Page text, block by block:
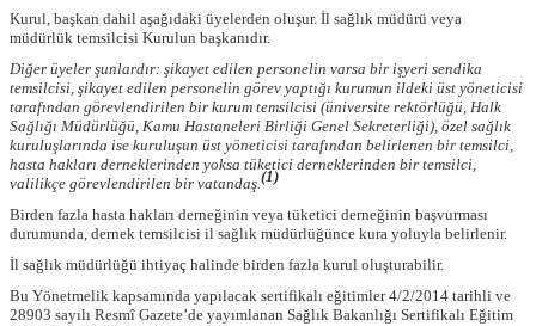
Kurul, başkan dahil aşağıdaki üyelerden oluşur. İl sağlık müdürü veya
müdürlük temsilcisi Kurulun başkanıdır.
Diğer üyeler şunlardır: şikayet edilen personelin varsa bir işyeri sendika
temsilcisi, şikayet edilen personelin görev yaptığı kurumun ildeki üst yöneticisi
tarafından görevlendirilen bir kurum temsilcisi (üniversite rektörlüğü, Halk
Sağlığı Müdürlüğü, Kamu Hastaneleri Birliği Genel Sekreterliği), özel sağlık
kuruluşlarında ise kuruluşun üst yöneticisi tarafından belirlenen bir temsilci,
hasta hakları derneklerinden yoksa tüketici derneklerinden bir temsilci,
valilikçe görevlendirilen bir vatandaş.(1)
Birden fazla hasta hakları derneğinin veya tüketici derneğinin başvurması
durumunda, dernek temsilcisi il sağlık müdürlüğünce kura yoluyla belirlenir.
İl sağlık müdürlüğü ihtiyaç halinde birden fazla kurul oluşturabilir.
Bu Yönetmelik kapsamında yapılacak sertifikalı eğitimler 4/2/2014 tarihli ve
28903 sayılı Resmî Gazete’de yayımlanan Sağlık Bakanlığı Sertifikalı Eğitim